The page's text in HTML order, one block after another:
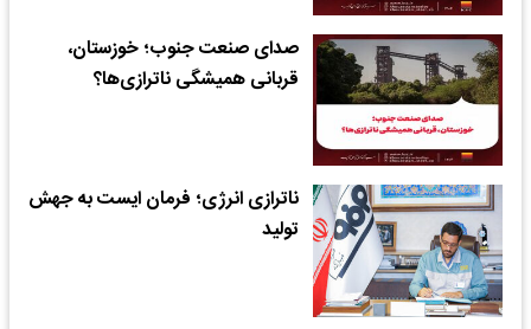
صدای صنعت جنوب؛ خوزستان،
قربانی همیشگی ناترازی‌ها؟
ناترازی انرژی؛ فرمان ایست به جهش
تولید